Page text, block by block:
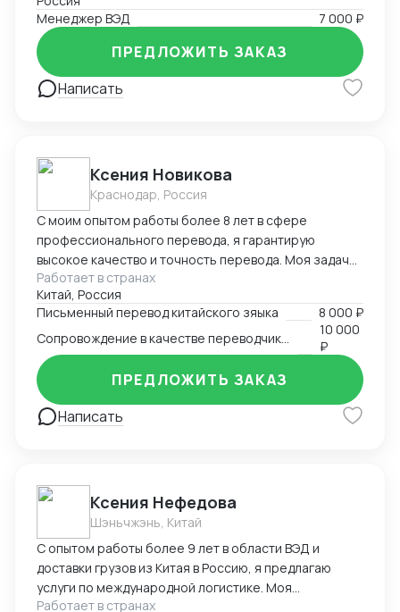
таможенного оформления, работа с брокерами и
таможенными службами, подача статистической
формы в таможенные органы, валютный контроль (
оформление УНК, СПД), поиск экспедиторов,
работа с ЖД, Авто, Морским транспортом,
оперативное решение сопутствующих задач.
Менеджер ВЭД
7 000 ₽
Написать
ПРЕДЛОЖИТЬ ЗАКАЗ
Ксения Новикова
Краснодар, Россия
С моим опытом работы более 8 лет в сфере
профессионального перевода, я гарантирую
высокое качество и точность перевода. Моя задача
- обеспечить точный и качественный перевод с
китайского на русский и наоборот, чтобы установить
эффективную коммуникацию между клиентами.
Работает в странах
Китай, Россия
Письменный перевод китайского зяыка
8 000 ₽
10 000
₽
Написать
ПРЕДЛОЖИТЬ ЗАКАЗ
Ксения Нефедова
Шэньчжэнь, Китай
С опытом работы более 9 лет в области ВЭД и
доставки грузов из Китая в Россию, я предлагаю
услуги по международной логистике. Моя
экспертиза обеспечивает эффективную и надежную
Работает в странах